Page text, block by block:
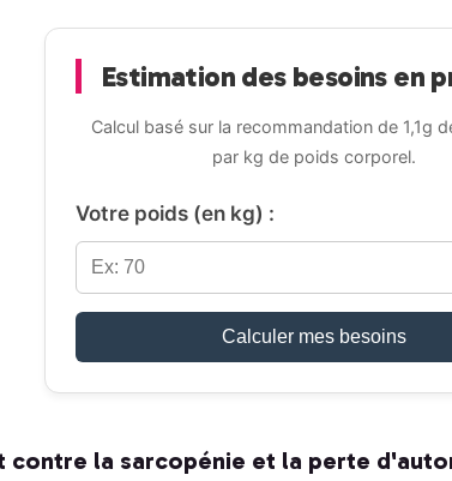
Estimation des besoins en
Calcul basé sur la recommandation de 1,1g
par kg de poids corporel.
Votre poids (en kg) :
Calculer mes besoins
contre la sarcopénie et la perte